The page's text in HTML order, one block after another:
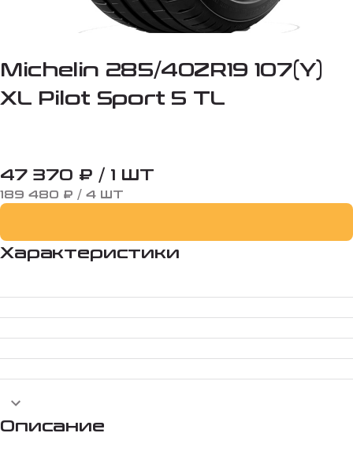
Michelin 285/40ZR19 107(Y)
XL Pilot Sport 5 TL
47 370 ₽ / 1 ШТ
189 480 ₽ / 4 ШТ
Характеристики
Описание